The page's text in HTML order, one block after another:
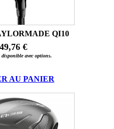
QI10
€
avec options.
AU PANIER